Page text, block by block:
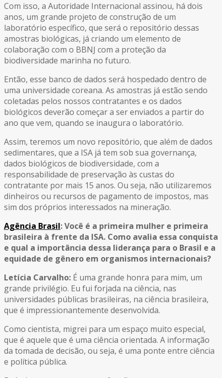
Com isso, a Autoridade Internacional assinou, há dois
anos, um grande projeto de construção de um
laboratório específico, que será o repositório dessas
amostras biológicas, já criando um elemento de
colaboração com o BBNJ com a proteção da
biodiversidade marinha no futuro.
Então, esse banco de dados será hospedado dentro de
uma universidade coreana. As amostras já estão sendo
coletadas pelos nossos contratantes e os dados
biológicos deverão começar a ser enviados a partir do
ano que vem, quando se inaugura o laboratório.
Assim, teremos um novo repositório, que além de dados
sedimentares, que a ISA já tem sob sua governança,
dados biológicos de biodiversidade, com a
responsabilidade de preservação às custas do
contratante por mais 15 anos. Ou seja, não utilizaremos
dinheiros ou recursos de pagamento de impostos, mas
sim dos próprios interessados na mineração.
Agência Brasil: Você é a primeira mulher e primeira
brasileira à frente da ISA. Como avalia essa conquista
e qual a importância dessa liderança para o Brasil e a
equidade de gênero em organismos internacionais?
Letícia Carvalho: É uma grande honra para mim, um
grande privilégio. Eu fui forjada na ciência, nas
universidades públicas brasileiras, na ciência brasileira,
que é impressionantemente desenvolvida.
Como cientista, migrei para um espaço muito especial,
que é aquele que é uma ciência orientada. A informação
da tomada de decisão, ou seja, é uma ponte entre ciência
e política pública.